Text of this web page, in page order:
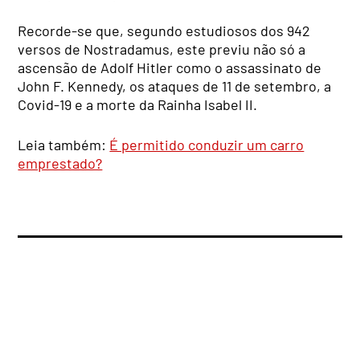
Recorde-se que, segundo estudiosos dos 942
versos de Nostradamus, este previu não só a
ascensão de Adolf Hitler como o assassinato de
John F. Kennedy, os ataques de 11 de setembro, a
Covid-19 e a morte da Rainha Isabel II.
Leia também: É permitido conduzir um carro
emprestado?